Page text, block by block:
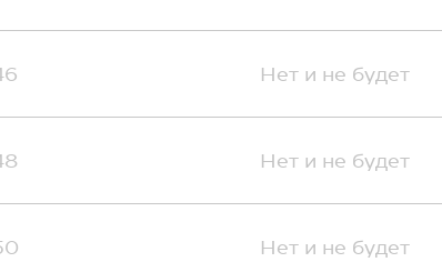
Нет и не будет
Нет и не будет
Нет и не будет